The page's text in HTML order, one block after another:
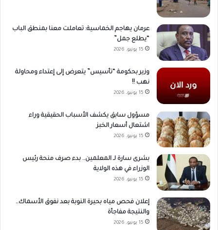
عرمان يهاجم الخماسية: تعاملت معنا بمنطق الباب
“يطلع جمل”
15 يونيو، 2026
وزير بحكومة “تأسيس” يتعرض إلى إعتداء ومحاولة
نهب !!
15 يونيو، 2026
مسؤول سابق يكشف الأسباب الحقيقية وراء
اشتعال أسعار الخبز
15 يونيو، 2026
بشرى سارة لـ المعلمين.. بدء صرف منحة رئيس
الوزراء في هذه الولاية
15 يونيو، 2026
إعلان فحص مياه بحيرة النوبة بعد نفوق الأسماك..
والنتيجة مفاجأة
15 يونيو، 2026